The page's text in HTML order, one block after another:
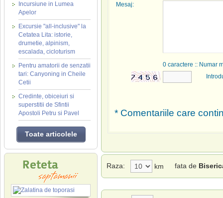
Incursiune in Lumea
Apelor
Excursie "all-inclusive" la
Cetatea Lita: istorie,
drumetie, alpinism,
escalada, cicloturism
Pentru amatorii de senzatii
tari: Canyoning in Cheile
Cetii
Credinte, obiceiuri si
superstitii de Sfintii
Apostoli Petru si Pavel
Toate articolele
Mesaj:
0 caractere :: Numar
* Comentariile care
Raza: km fata de